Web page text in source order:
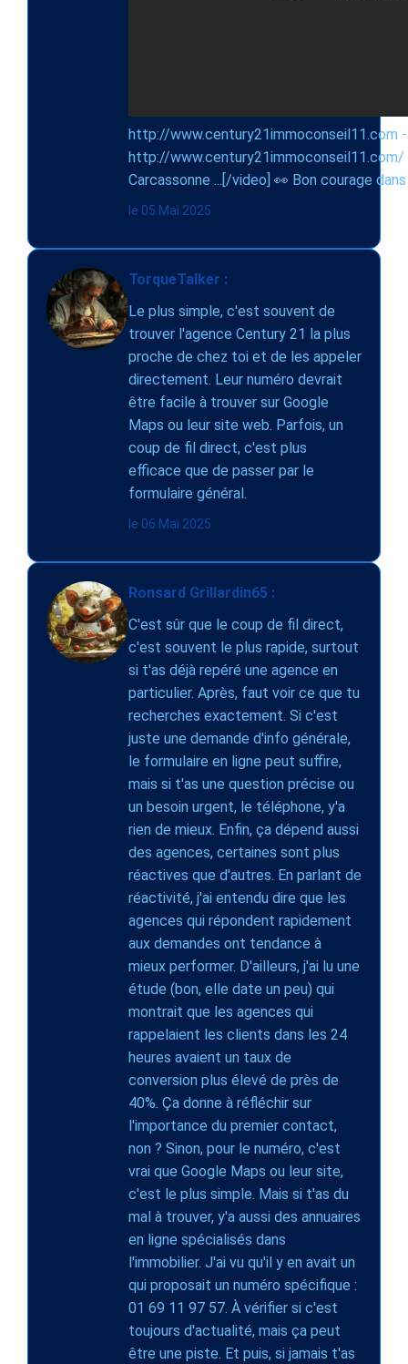
http://www.century21immoconseil11.com -
http://www.century21immoconseil11.com/
Carcassonne ...[/video] 👀 Bon courage
le 05 Mai 2025
TorqueTalker :
Le plus simple, c'est souvent de
trouver l'agence Century 21 la plus
proche de chez toi et de les appeler
directement. Leur numéro devrait
être facile à trouver sur Google
Maps ou leur site web. Parfois, un
coup de fil direct, c'est plus
efficace que de passer par le
formulaire général.
le 06 Mai 2025
Ronsard Grillardin65 :
C'est sûr que le coup de fil direct,
c'est souvent le plus rapide, surtout
si t'as déjà repéré une agence en
particulier. Après, faut voir ce que tu
recherches exactement. Si c'est
juste une demande d'info générale,
le formulaire en ligne peut suffire,
mais si t'as une question précise ou
un besoin urgent, le téléphone, y'a
rien de mieux. Enfin, ça dépend aussi
des agences, certaines sont plus
réactives que d'autres. En parlant de
réactivité, j'ai entendu dire que les
agences qui répondent rapidement
aux demandes ont tendance à
mieux performer. D'ailleurs, j'ai lu une
étude (bon, elle date un peu) qui
montrait que les agences qui
rappelaient les clients dans les 24
heures avaient un taux de
conversion plus élevé de près de
40%. Ça donne à réfléchir sur
l'importance du premier contact,
non ? Sinon, pour le numéro, c'est
vrai que Google Maps ou leur site,
c'est le plus simple. Mais si t'as du
mal à trouver, y'a aussi des annuaires
en ligne spécialisés dans
l'immobilier. J'ai vu qu'il y en avait un
qui proposait un numéro spécifique :
01 69 11 97 57. À vérifier si c'est
toujours d'actualité, mais ça peut
être une piste. Et puis, si jamais t'as